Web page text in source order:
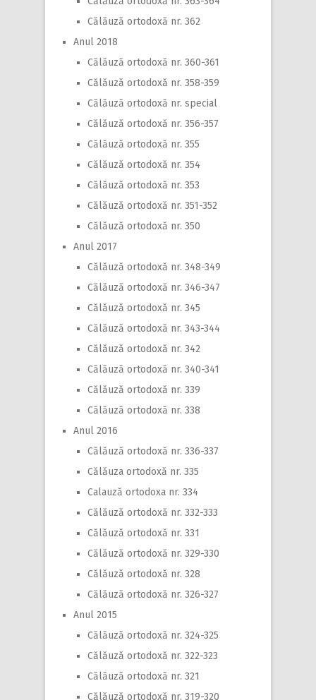
Călăuză ortodoxă nr. 362
Anul 2018
Călăuză ortodoxă nr. 360-361
Călăuză ortodoxă nr. 358-359
Călăuză ortodoxă nr. special
Călăuză ortodoxă nr. 356-357
Călăuză ortodoxă nr. 355
Călăuză ortodoxă nr. 354
Călăuză ortodoxă nr. 353
Călăuză ortodoxă nr. 351-352
Călăuză ortodoxă nr. 350
Anul 2017
Călăuză ortodoxă nr. 348-349
Călăuză ortodoxă nr. 346-347
Călăuză ortodoxă nr. 345
Călăuză ortodoxă nr. 343-344
Călăuză ortodoxă nr. 342
Călăuză ortodoxă nr. 340-341
Călăuză ortodoxă nr. 339
Călăuză ortodoxă nr. 338
Anul 2016
Călăuză ortodoxă nr. 336-337
Călăuza ortodoxă nr. 335
Calauză ortodoxa nr. 334
Călăuză ortodoxă nr. 332-333
Călăuză ortodoxă nr. 331
Călăuză ortodoxă nr. 329-330
Călăuză ortodoxă nr. 328
Călăuză ortodoxă nr. 326-327
Anul 2015
Călăuză ortodoxă nr. 324-325
Călăuză ortodoxă nr. 322-323
Călăuză ortodoxă nr. 321
Călăuză ortodoxă nr. 319-320